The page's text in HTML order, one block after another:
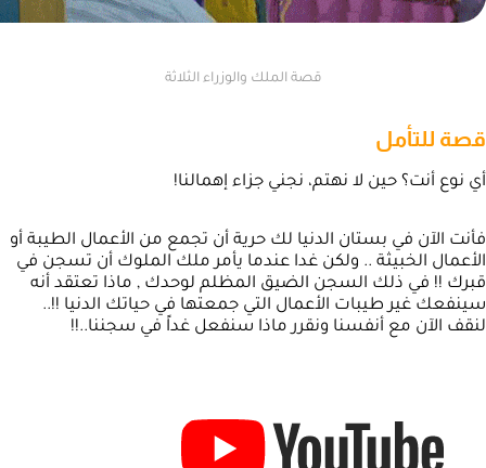
قصة الملك والوزراء الثلاثة
قصة للتأمل
أي نوع أنت؟ حين لا نهتم، نجني جزاء إهمالنا!
فأنت الآن في بستان الدنيا لك حرية أن تجمع من الأعمال الطيبة أو
الأعمال الخبيثة .. ولكن غدا عندما يأمر ملك الملوك أن تسجن في
قبرك !! في ذلك السجن الضيق المظلم لوحدك , ماذا تعتقد أنه
سينفعك غير طيبات الأعمال التي جمعتها في حياتك الدنيا !!..
لنقف الآن مع أنفسنا ونقرر ماذا سنفعل غداً في سجننا..!!